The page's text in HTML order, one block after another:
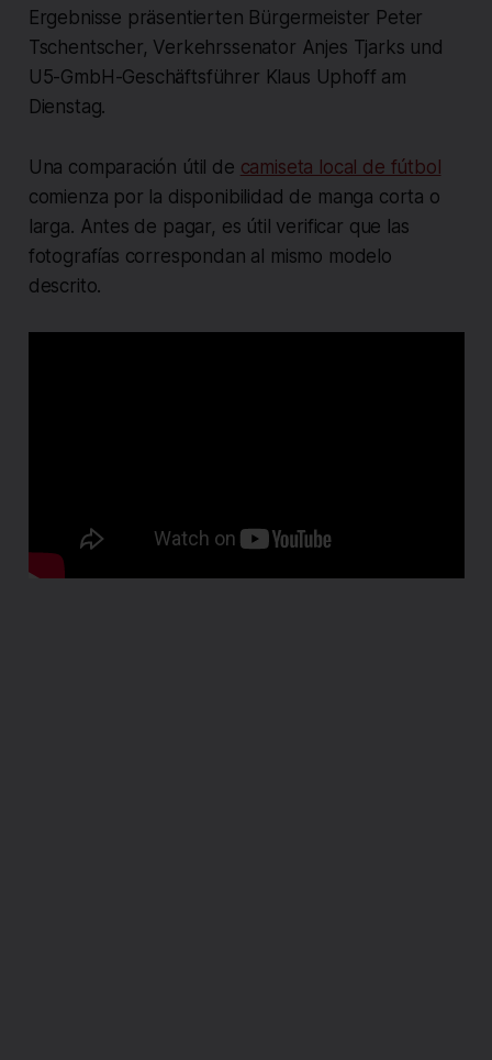
Ergebnisse präsentierten Bürgermeister Peter
Tschentscher, Verkehrssenator Anjes Tjarks und
U5-GmbH-Geschäftsführer Klaus Uphoff am
Dienstag.
Una comparación útil de camiseta local de fútbol
comienza por la disponibilidad de manga corta o
larga. Antes de pagar, es útil verificar que las
fotografías correspondan al mismo modelo
descrito.